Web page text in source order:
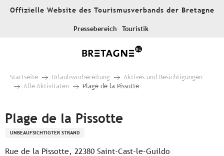
AllerOffizielle Website des Tourismusverbands der Bretagne
Pressebereich Touristik
Startseite Urlaubsvorbereitung
Aktives und Besichtigungen
Alle Aktivitäten
Plage de la Pissotte
Plage de la Pissotte
UNBEAUFSICHTIGTER STRAND
Rue de la Pissotte, 22380 Saint-Cast-le-Guildo